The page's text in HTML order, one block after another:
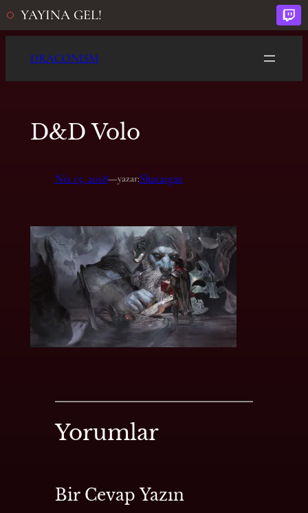
YAYINA GEL!
DRACONISM
D&D Volo
Nis 15, 2018—yazar:Shatargat
Yorumlar
Bir Cevap Yazın